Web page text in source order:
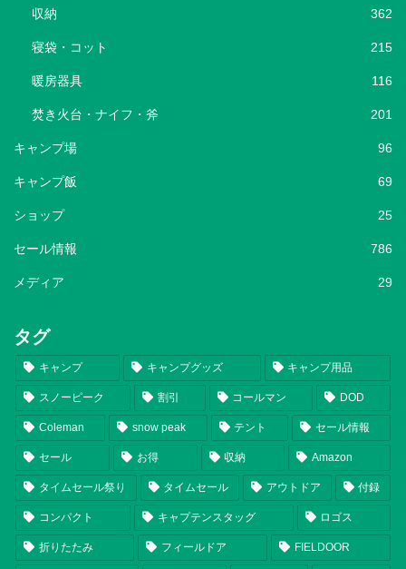
収納 362
寝袋・コット 215
暖房器具 116
焚き火台・ナイフ・斧 201
キャンプ場 96
キャンプ飯 69
ショップ 25
セール情報 786
メディア 29
タグ
キャンプ キャンプグッズ キャンプ用品
スノーピーク 割引 コールマン DOD
Coleman snow peak テント セール情報
セール お得 収納 Amazon
タイムセール祭り タイムセール アウトドア 付録
コンパクト キャプテンスタッグ ロゴス
折りたたみ フィールドア FIELDOOR